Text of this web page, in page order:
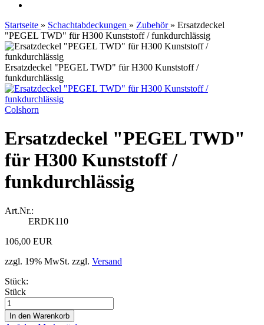
Startseite » Schachtabdeckungen » Zubehör » Ersatzdeckel
"PEGEL TWD" für H300 Kunststoff / funkdurchlässig
Ersatzdeckel "PEGEL TWD" für H300 Kunststoff /
funkdurchlässig
Colshorn
Ersatzdeckel "PEGEL TWD"
für H300 Kunststoff /
funkdurchlässig
Art.Nr.:
ERDK110
106,00 EUR
zzgl. 19% MwSt. zzgl. Versand
Stück:
Stück